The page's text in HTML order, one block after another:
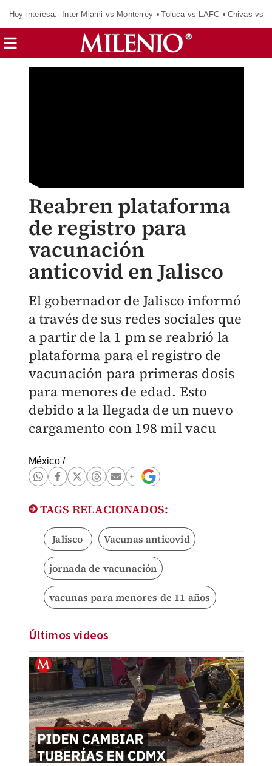
Hoy interesa: Inter Miami vs Monterrey Toluca vs LAFC Chivas vs
Reabren plataforma
de registro para
vacunación
anticovid en Jalisco
El gobernador de Jalisco informó
a través de sus redes sociales que
a partir de la 1 pm se reabrió la
plataforma para el registro de
vacunación para primeras dosis
para menores de edad. Esto
debido a la llegada de un nuevo
cargamento con 198 mil vacu
México/
TAGS RELACIONADOS:
Jalisco Vacunas anticovid
jornada de vacunación
vacunas para menores de 11 años
Últimos videos